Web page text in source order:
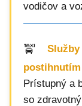
vodičov a
postihnutím
Prístupný a
so